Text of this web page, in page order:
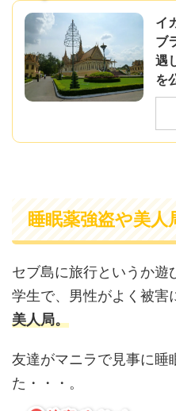
イ
ブ
遇
を
睡眠薬強盗や美人
セブ島に旅行というか遊
学生で、男性がよく被害
美人局。
友達がマニラで見事に睡
た・・・。